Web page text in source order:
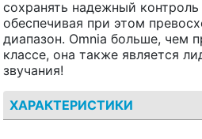
сохранять надежный
обеспечивая при этом
диапазон. Omnia больше, чем
классе, она также является
звучания!
ХАРАКТЕРИСТИКИ